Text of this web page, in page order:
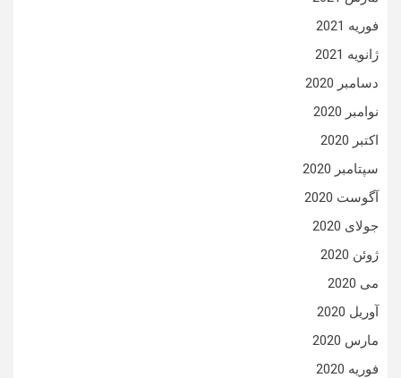
فوریه 2021
ژانویه 2021
دسامبر 2020
نوامبر 2020
اکتبر 2020
سپتامبر 2020
آگوست 2020
جولای 2020
ژوئن 2020
می 2020
آوریل 2020
مارس 2020
فوریه 2020